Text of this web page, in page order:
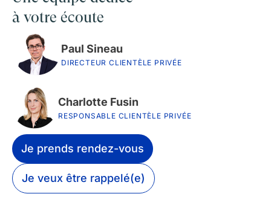
à votre écoute
Paul Sineau
DIRECTEUR CLIENTÈLE PRIVÉE
Charlotte Fusin
RESPONSABLE CLIENTÈLE PRIVÉE
Je prends rendez-vous
Je veux être rappelé(e)